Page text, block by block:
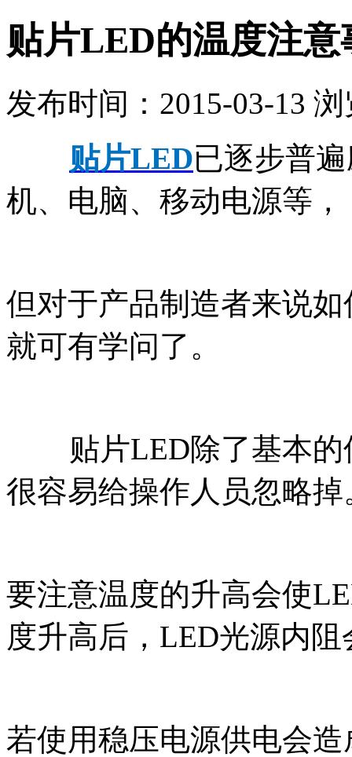
贴片LED的温度注意
发布时间：2015-03-13
贴片LED已逐步普
机、电脑、移动电源等，
但对于产品制造者来说
就可有学问了。
贴片LED除了基本的
很容易给操作人员忽略掉
要注意温度的升高会使
度升高后，LED光源内阻
若使用稳压电源供电会